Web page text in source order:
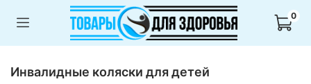
0
Инвалидные коляски для детей